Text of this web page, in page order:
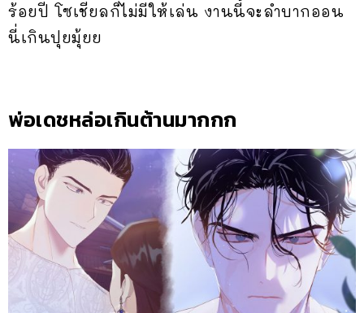
ร้อยปี โซเชียลก็ไม่มีให้เล่น งานนี้จะลำบากออน
นี่เกินปุยมุ้ยย
พ่อเดชหล่อเกินต้านมากกก